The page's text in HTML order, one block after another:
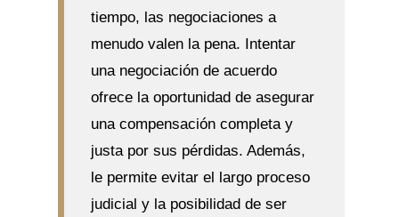
tiempo, las negociaciones a
menudo valen la pena. Intentar
una negociación de acuerdo
ofrece la oportunidad de asegurar
una compensación completa y
justa por sus pérdidas. Además,
le permite evitar el largo proceso
judicial y la posibilidad de ser